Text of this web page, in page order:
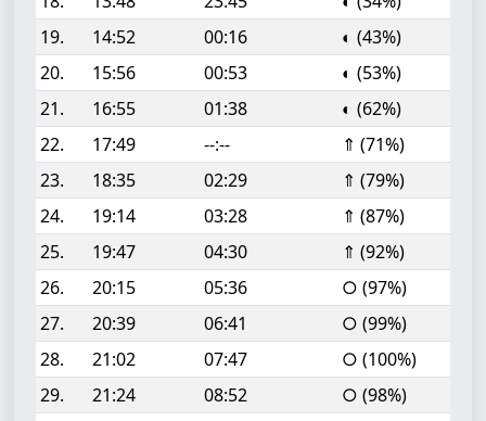
19.
14:52 00:16
◐ (43%)
20.
15:56 00:53
◐ (53%)
21.
16:55 01:38
◐ (62%)
22.
17:49 --:--
⇑ (71%)
23.
18:35 02:29
⇑ (79%)
24.
19:14 03:28
⇑ (87%)
25.
19:47 04:30
⇑ (92%)
26.
20:15 05:36
○ (97%)
27.
20:39 06:41
○ (99%)
28.
21:02 07:47
○ (100%)
29.
21:24 08:52
○ (98%)